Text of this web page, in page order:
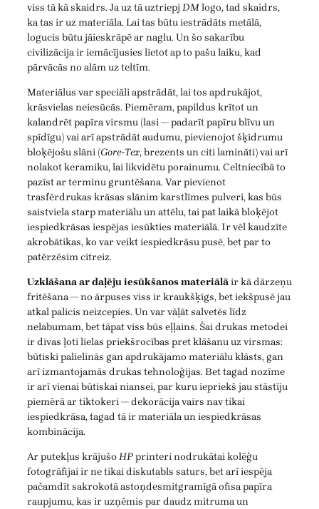
viss tā kā skaidrs. Ja uz tā uztriepj DMlogo, tad skaidrs,
ka tas ir uz materiāla. Lai tas būtu iestrādāts metālā,
logucis būtu jāieskrāpē ar naglu. Un šo sakarību
civilizācija ir iemācījusies lietot ap to pašu laiku, kad
pārvācās no alām uz teltīm.
Materiālus var speciāli apstrādāt, lai tos apdrukājot,
krāsvielas neiesūcās. Piemēram, papildus krītot un
kalandrēt papīra virsmu (lasi — padarīt papīru blīvu un
spīdīgu) vai arī apstrādāt audumu, pievienojot šķidrumu
bloķējošu slāni (Gore-Tex, brezents un citi lamināti) vai arī
nolakot keramiku, lai likvidētu porainumu. Celtniecībā to
pazīst ar terminu gruntēšana. Var pievienot
trasfērdrukas krāsas slānim karstlīmes pulveri, kas būs
saistviela starp materiālu un attēlu, tai pat laikā bloķējot
iespiedkrāsas iespējas iesūkties materiālā. Ir vēl kaudzīte
akrobātikas, ko var veikt iespiedkrāsu pusē, bet par to
patērzēsim citreiz.
Uzklāšana ar daļēju iesūkšanos materiālāir kā dārzeņu
fritēšana — no ārpuses viss ir kraukšķīgs, bet iekšpusē jau
atkal palicis neizcepies. Un var vāļāt salvetēs līdz
nelabumam, bet tāpat viss būs eļļains. Šai drukas metodei
ir divas ļoti lielas priekšrocības pret klāšanu uz virsmas:
būtiski palielinās gan apdrukājamo materiālu klāsts, gan
arī izmantojamās drukas tehnoloģijas. Bet tagad nozīme
ir arī vienai būtiskai niansei, par kuru iepriekš jau stāstīju
piemērā ar tiktokeri — dekorācija vairs nav tikai
iespiedkrāsa, tagad tā ir materiāla un iespiedkrāsas
kombinācija.
Ar putekļus krājušoHPprinteri nodrukātai kolēģu
fotogrāfijai ir ne tikai diskutabls saturs, bet arī iespēja
pačamdīt sakrokotā astoņdesmitgramīgā ofisa papīra
raupjumu, kas ir uzņēmis par daudz mitruma un